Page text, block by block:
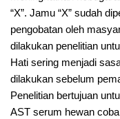
“X”. Jamu “X” sudah
pengobatan oleh
dilakukan penelitian
Hati sering menjadi
dilakukan sebelum
Penelitian bertujuan
AST serum hewan